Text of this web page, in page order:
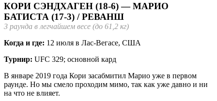
КОРИ СЭНДХАГЕН (18-6) — МАРИО
БАТИСТА (17-3) / РЕВАНШ
3 раунда в легчайшем весе (до 61,2 кг)
Когда и где: 12 июля в Лас-Вегасе, США
Турнир: UFC 329; основной кард
В январе 2019 года Кори засабмитил Марио уже в первом
раунде. Но мы смело проходим мимо, так как уже давно и ни
на что не влияет.